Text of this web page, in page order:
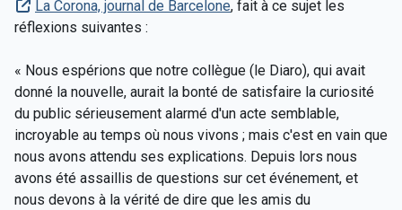
La Corona, journal de Barcelone, fait à ce sujet les
réflexions suivantes :
« Nous espérions que notre collègue (le Diaro), qui avait
donné la nouvelle, aurait la bonté de satisfaire la curiosité
du public sérieusement alarmé d'un acte semblable,
incroyable au temps où nous vivons ; mais c'est en vain que
nous avons attendu ses explications. Depuis lors nous
avons été assaillis de questions sur cet événement, et
nous devons à la vérité de dire que les amis du